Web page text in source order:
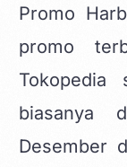
Promo
promo
Tokopedia
biasanya
Desember